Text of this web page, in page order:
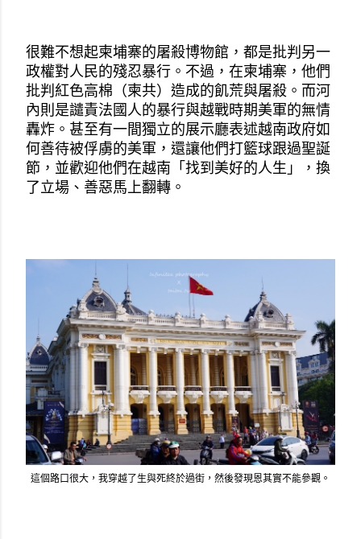
很難不想起柬埔寨的屠殺博物館，都是批判另一
政權對人民的殘忍暴行。不過，在柬埔寨，他們
批判紅色高棉（柬共）造成的飢荒與屠殺。而河
內則是譴責法國人的暴行與越戰時期美軍的無情
轟炸。甚至有一間獨立的展示廳表述越南政府如
何善待被俘虜的美軍，還讓他們打籃球跟過聖誕
節，並歡迎他們在越南「找到美好的人生」，換
了立場、善惡馬上翻轉。
這個路口很大，我穿越了生與死終於過街，然後發現恩其實不能參觀。